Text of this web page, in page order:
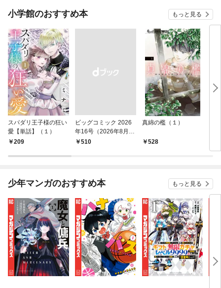
小学館のおすすめ本 もっと見る
スパダリ王子様の狂い
愛【単話】（１）
209
ビッグコミック 2026
年16号（2026年8月7
日発売）
￥510
真綿の檻（１）
528
少年マンガのおすすめ本 もっと見る